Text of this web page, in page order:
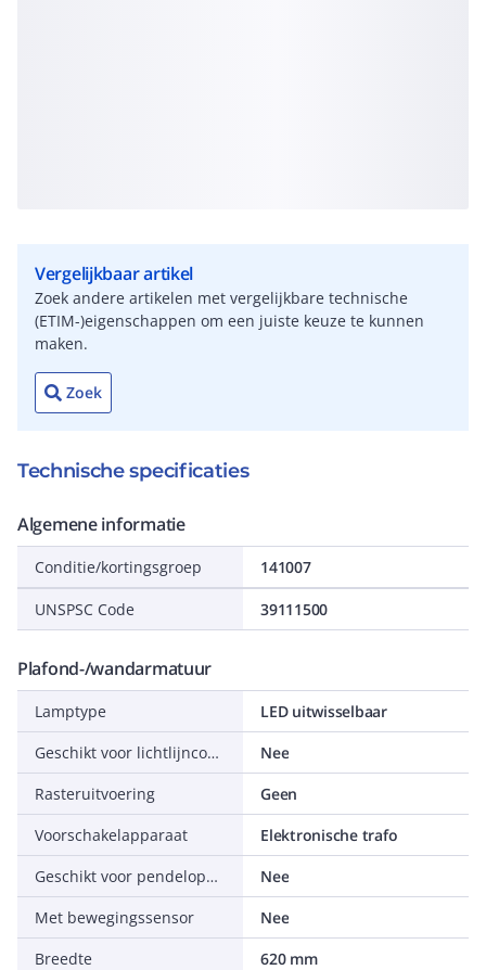
Vergelijkbaar artikel
Zoek andere artikelen met vergelijkbare technische
(ETIM-)eigenschappen om een juiste keuze te kunnen
maken.
Zoek
Technische specificaties
Algemene informatie
Conditie/kortingsgroep 141007
UNSPSC Code 39111500
Plafond-/wandarmatuur
Lamptype
LED uitwisselbaar
Geschikt voor lichtlijnconfiguratie
Nee
Rasteruitvoering
Geen
Voorschakelapparaat
Elektronische trafo
Geschikt voor pendelophanging
Nee
Met bewegingssensor
Nee
Breedte
620 mm